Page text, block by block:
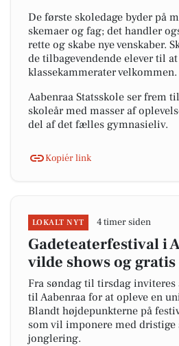
De første skoledage byder på
skemaer og fag; det handler
rette og skabe nye venskaber.
de tilbagevendende elever til
klassekammerater velkommen.
Aabenraa Statsskole ser frem
skoleår med masser af
del af det fælles gymnasieliv.
Kopiér link
LOKALT NYT 4 timer siden
Gadeteaterfestival i
vilde shows og gratis
Fra søndag til tirsdag
til Aabenraa for at opleve en
Blandt højdepunkterne på
som vil imponere med dristige
jonglering.